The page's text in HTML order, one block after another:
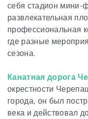
себя стадион мини-
развлекательная
профессиональная
где разные
сезона.
Канатная дорога
окрестности
города, он был
века и действовал